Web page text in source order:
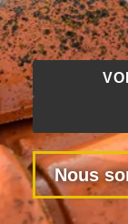
Nous